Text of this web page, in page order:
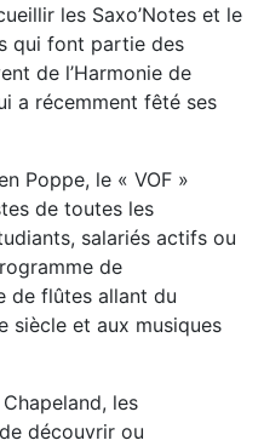
les Saxo’Notes et le
qui font partie des
de l’Harmonie de
a récemment fêté ses
Poppe, le « VOF »
de toutes les
salariés actifs ou
de
de flûtes allant du
siècle et aux musiques
les
découvrir ou